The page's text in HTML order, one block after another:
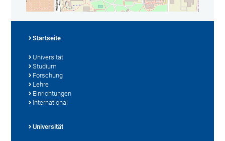
Startseite
Universität
Studium
Forschung
Lehre
Einrichtungen
International
Universität